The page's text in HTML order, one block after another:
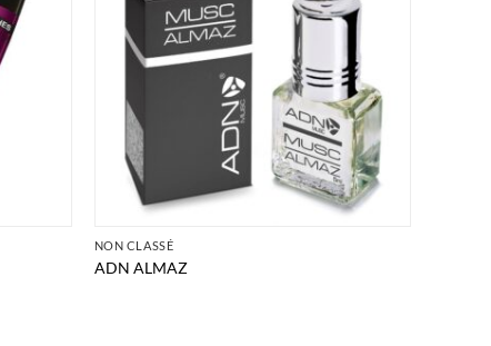
NON CLASSÉ
ADN ALMAZ